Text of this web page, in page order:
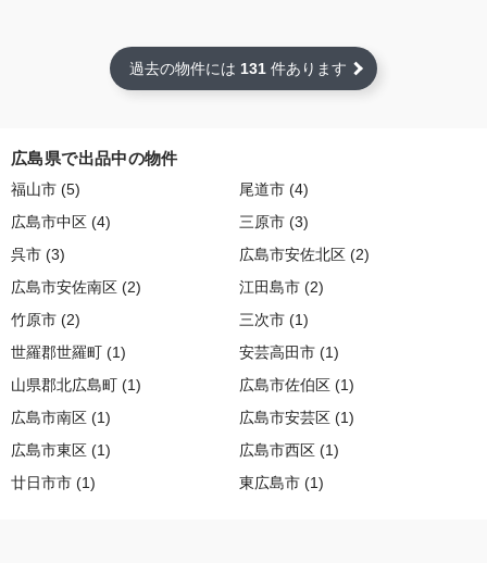
過去の物件には 131 件あります
広島県で出品中の物件
福山市 (5) 尾道市 (4)
広島市中区 (4) 三原市 (3)
呉市 (3) 広島市安佐北区 (2)
広島市安佐南区 (2) 江田島市 (2)
竹原市 (2) 三次市 (1)
世羅郡世羅町 (1) 安芸高田市 (1)
山県郡北広島町 (1) 広島市佐伯区 (1)
広島市南区 (1) 広島市安芸区 (1)
広島市東区 (1) 広島市西区 (1)
廿日市市 (1) 東広島市 (1)